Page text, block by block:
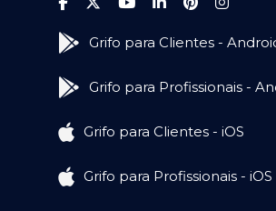
Grifo para Clientes -
Grifo para Profissionais -
Grifo para Clientes - iOS
Grifo para Profissionais - iOS